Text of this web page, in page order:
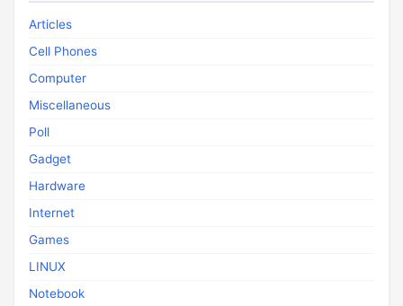
Articles
Cell Phones
Computer
Miscellaneous
Poll
Gadget
Hardware
Internet
Games
LINUX
Notebook